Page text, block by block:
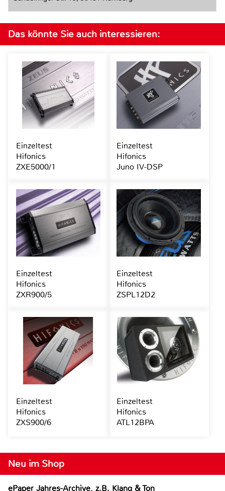
Neu im Shop
ePaper Jahres-Archive, z.B. Klang & Ton
Das könnte Sie auch interessieren:
Einzeltest
Hifonics
ZXE5000/1
Einzeltest
Hifonics
Juno IV-DSP
Einzeltest
Hifonics
ZXR900/5
Einzeltest
Hifonics
ZSPL12D2
Einzeltest
Hifonics
ZXS900/6
Einzeltest
Hifonics
ATL12BPA